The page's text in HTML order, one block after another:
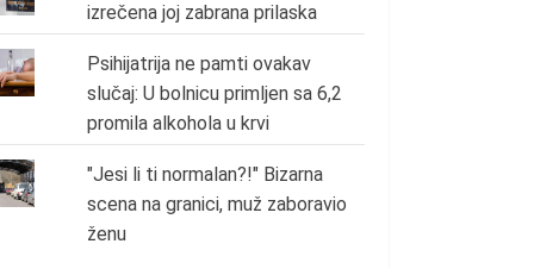
izrečena joj zabrana prilaska
Psihijatrija ne pamti ovakav
slučaj: U bolnicu primljen sa 6,2
promila alkohola u krvi
"Jesi li ti normalan?!" Bizarna
scena na granici, muž zaboravio
ženu